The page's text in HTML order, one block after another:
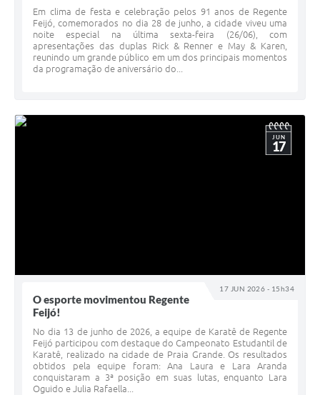
Em clima de festa e celebração pelos 91 anos de Regente
Feijó, comemorados no dia 28 de junho, a cidade viveu uma
noite especial na última sexta-feira (26/06), com
apresentações das duplas Rick & Renner e May & Karen,
reunindo um grande público em um dos principais momentos
da programação de aniversário do...
17 JUN 2026 - 15h34
JUN
17
O esporte movimentou Regente
Feijó!
No dia 13 de junho de 2026, a equipe de Karatê de Regente
Feijó participou com destaque do Campeonato Estudantil de
Karatê, realizado na cidade de Praia Grande. Os resultados
obtidos pela equipe foram: Ana Laura e Lara Aranda
conquistaram a 3ª posição em suas lutas, enquanto Lara
Oguido e Julia Rafaella...